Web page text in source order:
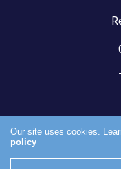
Our site uses cookies.
policy